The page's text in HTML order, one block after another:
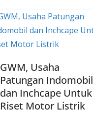
GWM, Usaha
Patungan Indomobil
dan Inchcape Untuk
Riset Motor Listrik